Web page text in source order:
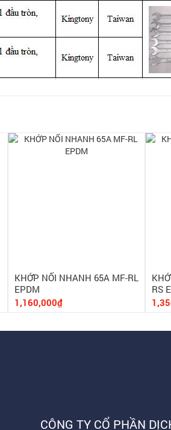
KHỚP NỐI NHANH 65A MF-RL
EPDM
1,160,000₫
RS
CÔNG TY CỔ PHẦN